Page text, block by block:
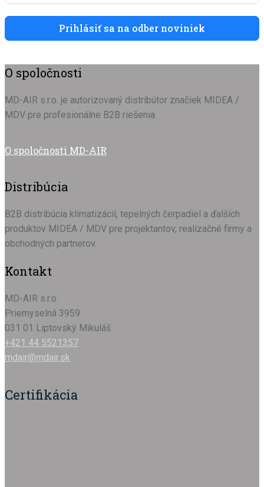
Prihlásiť sa na odber noviniek
O spoločnosti
MD-AIR s.r.o. je autorizovaný distribútor značiek MIDEA /
MDV pre profesionálne B2B riešenia.
O spoločnosti MD-AIR
Distribúcia
B2B distribúcia klimatizácií, tepelných čerpadiel a ďalších
produktov MIDEA / MDV pre projektantov, realizačné firmy a
obchodných partnerov.
Kontakt
MD-AIR s.r.o.
Priemyselná 3959
031 01 Liptovský Mikuláš
+421 44 5521357
mdair@mdair.sk
Certifikácia